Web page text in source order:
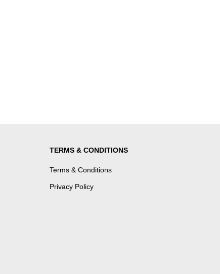
TERMS & CONDITIONS
Terms & Conditions
Privacy Policy